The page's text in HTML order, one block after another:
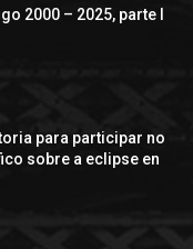
2000 – 2025, parte I
para participar no
sobre a eclipse en